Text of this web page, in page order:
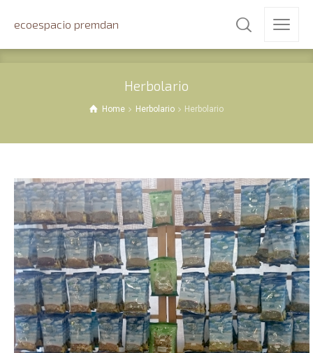
ecoespacio premdan
Herbolario
Home Herbolario Herbolario